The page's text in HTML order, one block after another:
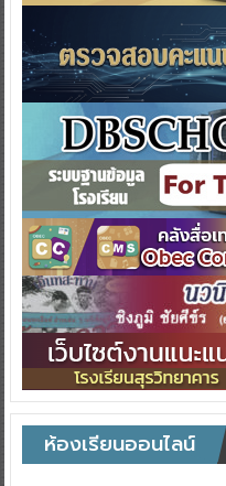
ห้องเรียนออนไลน์